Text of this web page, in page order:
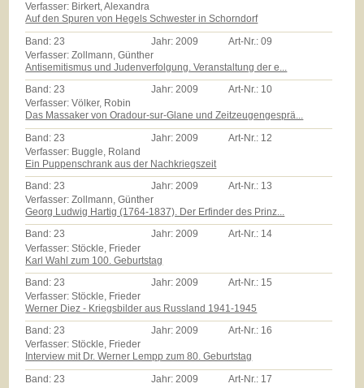
Verfasser: Birkert, Alexandra
Auf den Spuren von Hegels Schwester in Schorndorf
Band: 23 Jahr: 2009 Art-Nr.:09
Verfasser: Zollmann, Günther
Antisemitismus und Judenverfolgung. Veranstaltung der e...
Band:23 Jahr:2009 Art-Nr.: 10
Verfasser: Völker, Robin
Das Massaker von Oradour-sur-Glane und Zeitzeugengesprä...
Band: 23 Jahr: 2009 Art-Nr.: 12
Verfasser: Buggle, Roland
Ein Puppenschrank aus der Nachkriegszeit
Band:23 Jahr:2009 Art-Nr.: 13
Verfasser: Zollmann, Günther
Georg Ludwig Hartig (1764-1837). Der Erfinder des Prinz...
Band:23 Jahr:2009 Art-Nr.: 14
Verfasser: Stöckle, Frieder
Karl Wahl zum 100. Geburtstag
Band:23 Jahr:2009 Art-Nr.: 15
Verfasser: Stöckle, Frieder
Werner Diez - Kriegsbilder aus Russland 1941-1945
Band:23 Jahr:2009 Art-Nr.: 16
Verfasser: Stöckle, Frieder
Interview mit Dr. Werner Lempp zum 80. Geburtstag
Band: 23 Jahr: 2009 Art-Nr.: 17